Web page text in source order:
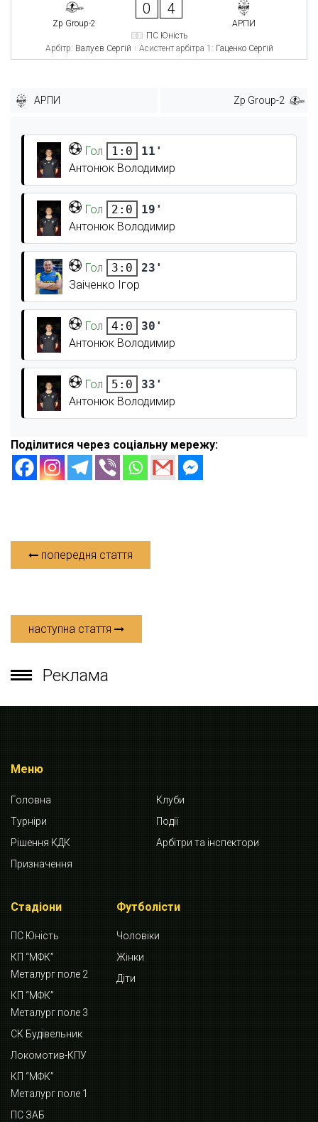
Zp Group-2
0 4
АРПИ
ПС Юність
Арбітр: Валуєв Сергій Асистент арбітра 1: Гаценко Сергій
АРПИ Zp Group-2
Гол 1:0
11'
Антонюк Володимир
Гол 2:0
19'
Антонюк Володимир
Гол 3:0
23'
Заіченко Ігор
Гол 4:0
30'
Антонюк Володимир
Гол 5:0
33'
Антонюк Володимир
Поділитися через соціальну мережу:
попередня стаття
наступна стаття
Реклама
Меню
Головна
Клуби
Турніри
Події
Рішення КДК
Арбітри та інспектори
Призначення
Стадіони
ПС Юність
КП “МФК”
Металург поле 2
КП “МФК”
Металург поле 3
СК Будівельник
Локомотив-КПУ
КП “МФК”
Металург поле 1
ПС ЗАБ
Футболісти
Чоловіки
Жінки
Діти